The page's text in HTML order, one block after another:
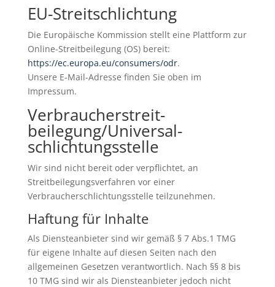
EU-Streitschlichtung
Die Europäische Kommission stellt eine Plattform zur
Online-Streitbeilegung (OS) bereit:
https://ec.europa.eu/consumers/odr.
Unsere E-Mail-Adresse finden Sie oben im
Impressum.
Verbraucher­streit­
beilegung/Universal­
schlichtungs­stelle
Wir sind nicht bereit oder verpflichtet, an
Streitbeilegungsverfahren vor einer
Verbraucherschlichtungsstelle teilzunehmen.
Haftung für Inhalte
Als Diensteanbieter sind wir gemäß § 7 Abs.1 TMG
für eigene Inhalte auf diesen Seiten nach den
allgemeinen Gesetzen verantwortlich. Nach §§ 8 bis
10 TMG sind wir als Diensteanbieter jedoch nicht